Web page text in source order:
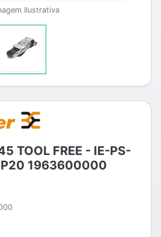
Ilustrativa
TOOL FREE - IE-PS-
1963600000